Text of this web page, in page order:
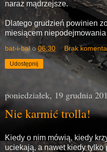
naraz mądrzejsze.
Dlatego grudzień powinien
miesiącem
bat-i-bal o06:30 Brak
Udostępnij
poniedziałek, 19 grudnia
Nie karmić trolla!
Kiedy o nim mówią, kiedy
uciekają, a nawet kiedy tylko